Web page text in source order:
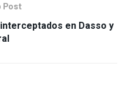
Post
en Dasso y